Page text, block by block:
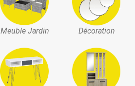
Meuble Jardin Décoration